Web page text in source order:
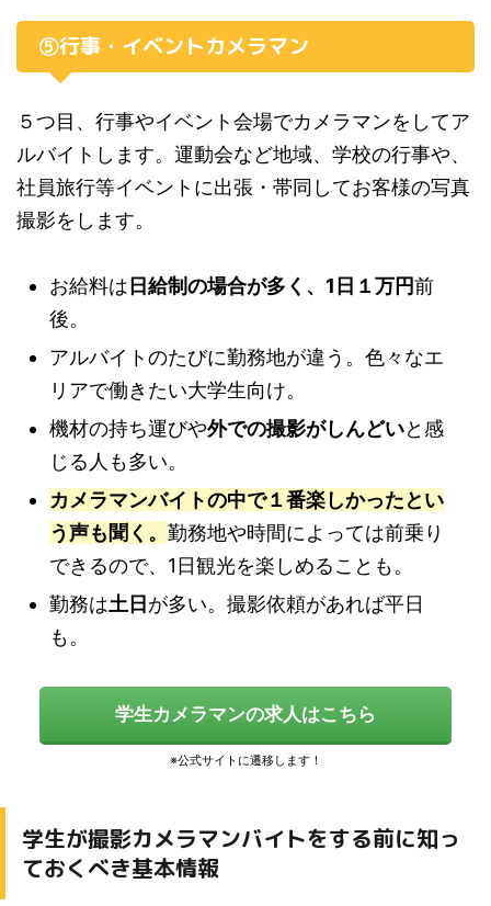
⑤行事・イベントカメラマン
５つ目、行事やイベント会場でカメラマンをしてア
ルバイトします。運動会など地域、学校の行事や、
社員旅行等イベントに出張・帯同してお客様の写真
撮影をします。
お給料は 日給制の場合が多く、1日１万円前
後。
アルバイトのたびに勤務地が違う。色々なエ
リアで働きたい大学生向け。
機材の持ち運びや外での撮影がしんどいと感
じる人も多い。
カメラマンバイトの中で１番楽しかったとい
う声も聞く。 勤務地や時間によっては前乗り
できるので、1日観光を楽しめることも。
勤務は土日 が多い。撮影依頼があれば平日
も。
学生カメラマンの求人はこちら
学生が撮影カメラマンバイトをする前に知っ
ておくべき基本情報